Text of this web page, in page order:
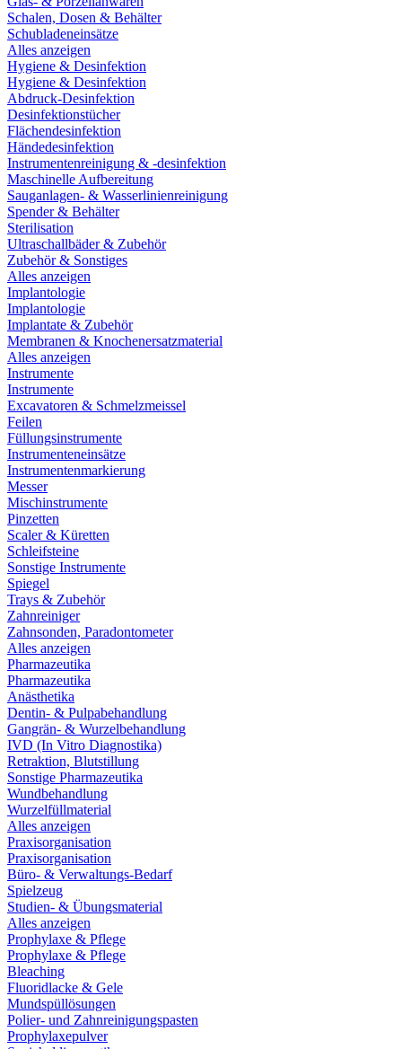
Schalen, Dosen & Behälter
Schubladeneinsätze
Alles anzeigen
Hygiene & Desinfektion
Hygiene & Desinfektion
Abdruck-Desinfektion
Desinfektionstücher
Flächendesinfektion
Händedesinfektion
Instrumentenreinigung & -desinfektion
Maschinelle Aufbereitung
Sauganlagen- & Wasserlinienreinigung
Spender & Behälter
Sterilisation
Ultraschallbäder & Zubehör
Zubehör & Sonstiges
Alles anzeigen
Implantologie
Implantologie
Implantate & Zubehör
Membranen & Knochenersatzmaterial
Alles anzeigen
Instrumente
Instrumente
Excavatoren & Schmelzmeissel
Feilen
Füllungsinstrumente
Instrumenteneinsätze
Instrumentenmarkierung
Messer
Mischinstrumente
Pinzetten
Scaler & Küretten
Schleifsteine
Sonstige Instrumente
Spiegel
Trays & Zubehör
Zahnreiniger
Zahnsonden, Paradontometer
Alles anzeigen
Pharmazeutika
Pharmazeutika
Anästhetika
Dentin- & Pulpabehandlung
Gangrän- & Wurzelbehandlung
IVD (In Vitro Diagnostika)
Retraktion, Blutstillung
Sonstige Pharmazeutika
Wundbehandlung
Wurzelfüllmaterial
Alles anzeigen
Praxisorganisation
Praxisorganisation
Büro- & Verwaltungs-Bedarf
Spielzeug
Studien- & Übungsmaterial
Alles anzeigen
Prophylaxe & Pflege
Prophylaxe & Pflege
Bleaching
Fluoridlacke & Gele
Mundspüllösungen
Polier- und Zahnreinigungspasten
Prophylaxepulver